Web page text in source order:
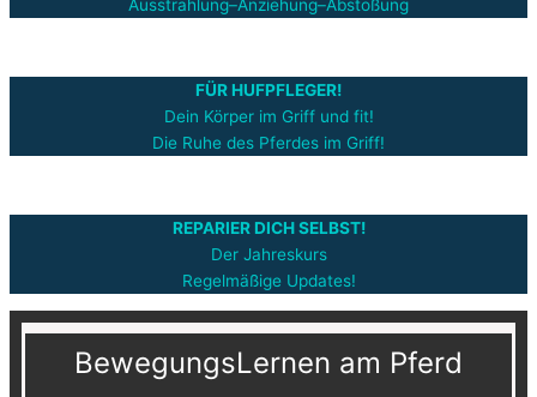
Ausstrahlung–Anziehung–Abstoßung
FÜR HUFPFLEGER!
Dein Körper im Griff und fit!
Die Ruhe des Pferdes im Griff!
REPARIER DICH SELBST!
Der Jahreskurs
Regelmäßige Updates!
BewegungsLernen am Pferd